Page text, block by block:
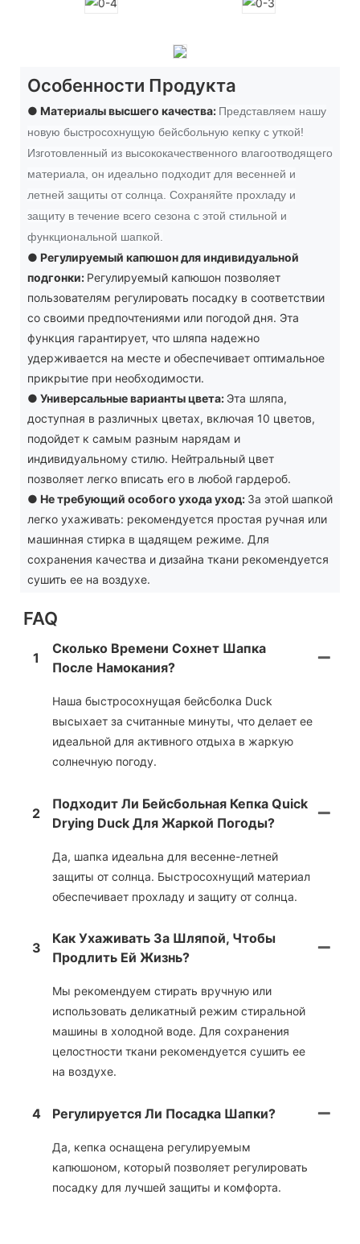
Особенности Продукта
● Материалы высшего качества: Представляем нашу
новую быстросохнущую бейсбольную кепку с уткой!
Изготовленный из высококачественного влагоотводящего
материала, он идеально подходит для весенней и
летней защиты от солнца. Сохраняйте прохладу и
защиту в течение всего сезона с этой стильной и
функциональной шапкой.
● Регулируемый капюшон для индивидуальной
подгонки: Регулируемый капюшон позволяет
пользователям регулировать посадку в соответствии
со своими предпочтениями или погодой дня. Эта
функция гарантирует, что шляпа надежно
удерживается на месте и обеспечивает оптимальное
прикрытие при необходимости.
● Универсальные варианты цвета: Эта шляпа,
доступная в различных цветах, включая 10 цветов,
подойдет к самым разным нарядам и
индивидуальному стилю. Нейтральный цвет
позволяет легко вписать его в любой гардероб.
● Не требующий особого ухода уход: За этой шапкой
легко ухаживать: рекомендуется простая ручная или
машинная стирка в щадящем режиме. Для
сохранения качества и дизайна ткани рекомендуется
сушить ее на воздухе.
FAQ
1
Сколько Времени Сохнет Шапка
После Намокания?
Наша быстросохнущая бейсболка Duck
высыхает за считанные минуты, что делает ее
идеальной для активного отдыха в жаркую
солнечную погоду.
2
Подходит Ли Бейсбольная Кепка Quick
Drying Duck Для Жаркой Погоды?
Да, шапка идеальна для весенне-летней
защиты от солнца. Быстросохнущий материал
обеспечивает прохладу и защиту от солнца.
3
Как Ухаживать За Шляпой, Чтобы
Продлить Ей Жизнь?
Мы рекомендуем стирать вручную или
использовать деликатный режим стиральной
машины в холодной воде. Для сохранения
целостности ткани рекомендуется сушить ее
на воздухе.
4 Регулируется Ли Посадка Шапки?
Да, кепка оснащена регулируемым
капюшоном, который позволяет регулировать
посадку для лучшей защиты и комфорта.